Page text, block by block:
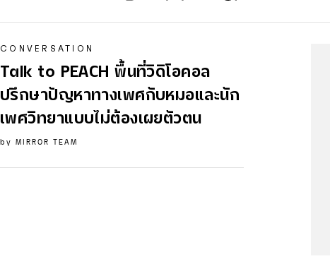
CONVERSATION
Talk to PEACH พื้นที่วิดิโอคอล
ปรึกษาปัญหาทางเพศกับหมอและนัก
เพศวิทยาแบบไม่ต้องเผยตัวตน
by MIRROR TEAM